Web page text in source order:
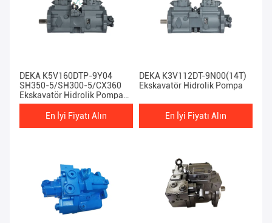
DEKA K5V160DTP-9Y04
SH350-5/SH300-5/CX360
Ekskavatör Hidrolik Pompa
için Kullanılır
En İyi Fiyatı Alın
DEKA K3V112DT-9N00(14T)
Ekskavatör Hidrolik Pompa
En İyi Fiyatı Alın